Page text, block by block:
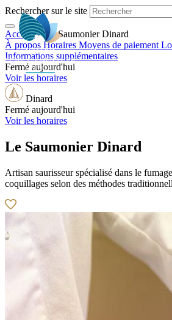
Rechercher sur le site
Accueil>Le Saumonier Dinard
À propos Horaires Moyens de paiement
Informations supplémentaires
Fermé aujourd'hui
Voir les horaires
Dinard
Fermé aujourd'hui
Voir les horaires
Le Saumonier Dinard
Artisan saurisseur spécialisé dans le
coquillages selon des méthodes